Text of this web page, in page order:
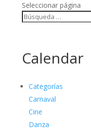
Seleccionar página
Calendar
Categorías
Carnaval
Cine
Danza